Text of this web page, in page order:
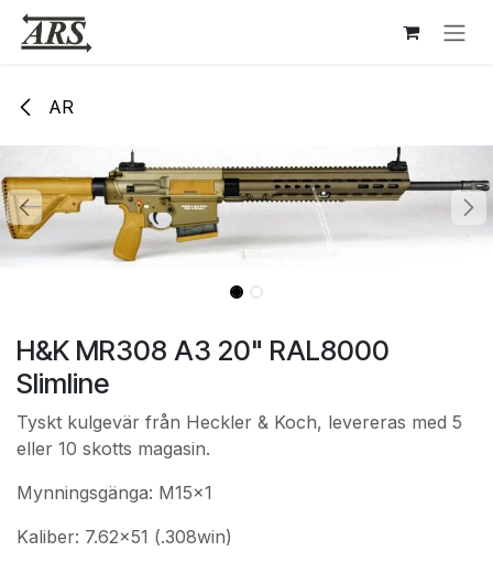
Hoppa till innehåll
AR
H&K MR308 A3 20" RAL8000
Slimline
Tyskt kulgevär från Heckler & Koch, levereras med 5
eller 10 skotts magasin.
Mynningsgänga: M15x1
Kaliber: 7.62x51 (.308win)